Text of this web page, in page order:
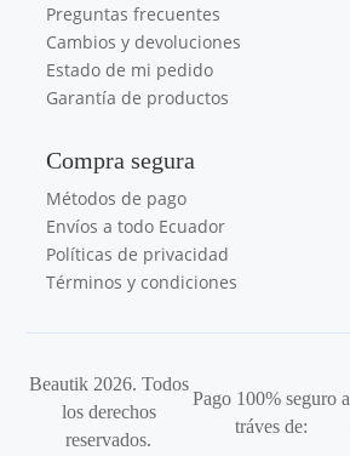
Preguntas frecuentes
Cambios y devoluciones
Estado de mi pedido
Garantía de productos
Compra segura
Métodos de pago
Envíos a todo Ecuador
Políticas de privacidad
Términos y condiciones
Beautik 2026. Todos
los derechos
reservados.
Pago 100% seguro a
tráves de: